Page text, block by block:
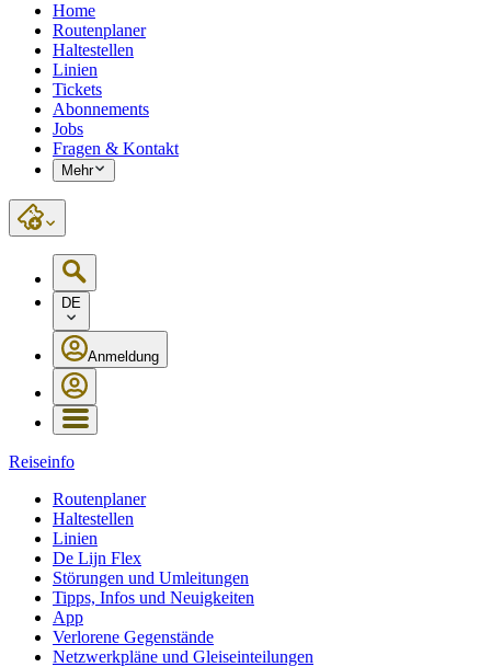
Home
Routenplaner
Haltestellen
Linien
Tickets
Abonnements
Jobs
Fragen & Kontakt
Mehr
DE
Anmeldung
Reiseinfo
Routenplaner
Haltestellen
Linien
De Lijn Flex
Störungen und Umleitungen
Tipps, Infos und Neuigkeiten
App
Verlorene Gegenstände
Netzwerkpläne und Gleiseinteilungen